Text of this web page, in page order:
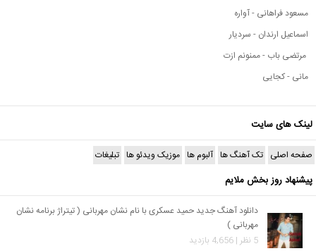
مسعود فراهانی - آواره
اسماعیل ارندان - سردیار
مرتضی باب - ممنونم ازت
مانی - کجایی
لینک های سایت
صفحه اصلی تک آهنگ ها آلبوم ها موزیک ویدئو ها تبلیغات
پیشنهاد روز بخش ملایم
دانلود آهنگ جدید حمید عسکری با نام نشان مهربانی ( تیتراژ برنامه نشان
مهربانی )
5 نظر | 4,656 بازدید